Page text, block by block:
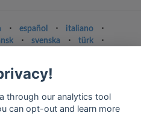
⋅ español ⋅ italiano
⋅
⋅ svenska ⋅ türk
⋅
through our analytics tool
can opt-out and learn more